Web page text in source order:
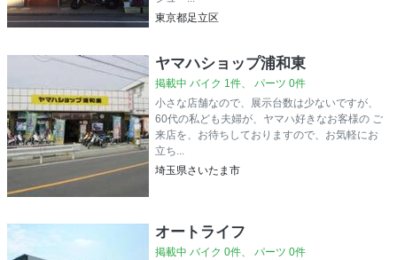
東京都足立区
ヤマハショップ浦和東
掲載中 バイク 1件、 パーツ 0件
小さな店舗なので、展示台数は少ないですが、
60代の私ども夫婦が、ヤマハ好きなお客様の ご
来店を、お待ちしておりますので、お気軽にお
立ち...
埼玉県さいたま市
オートライフ
掲載中 バイク 0件、 パーツ 0件